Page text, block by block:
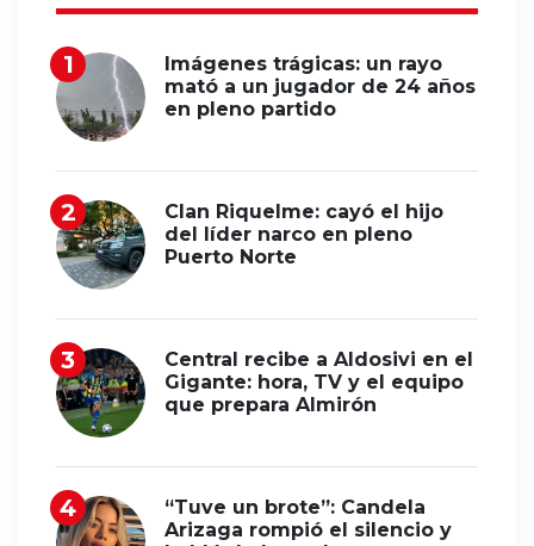
Imágenes trágicas: un rayo
mató a un jugador de 24 años
en pleno partido
Clan Riquelme: cayó el hijo
del líder narco en pleno
Puerto Norte
Central recibe a Aldosivi en el
Gigante: hora, TV y el equipo
que prepara Almirón
“Tuve un brote”: Candela
Arizaga rompió el silencio y